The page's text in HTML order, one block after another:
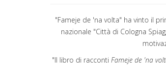
"Fameje de 'na volta" ha vinto il
nazionale "Città di Cologna
"Il libro di raccontiFameje de 'na